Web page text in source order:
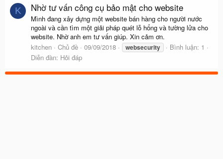
K Nhờ tư vấn công cụ bảo mật cho website
Mình đang xây dựng một website bán hàng cho người nước
ngoài và cần tìm một giải pháp quét lỗ hổng và tường lửa cho
website. Nhờ anh em tư vấn giúp. Xin cảm ơn.
kitchen
Chủ đề 09/09/2018 websecurity
Bình luận: 1
Diễn đàn: Hỏi đáp